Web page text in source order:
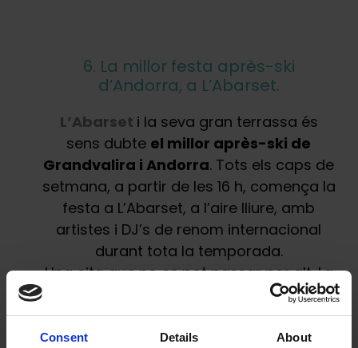
Consent Details About
6. La millor festa après-ski
d’Andorra, a L’Abarset.
L’Abarset i la seva gran terrassa és
sens dubte el millor après-ski de
Grandvalira i Andorra. Tots els caps de
setmana, a partir de les 16 h, comença la
festa a L’Abarset, a l’aire lliure, amb
artistes i DJ’s de renom internacional
durant tota la temporada.
Una cita que no es pot passar per alt. La
millor manera d’acabar un bon dia a
pistes i entre amics. I això a 2 minuts
caminant del
Mountain Hostel Tarter